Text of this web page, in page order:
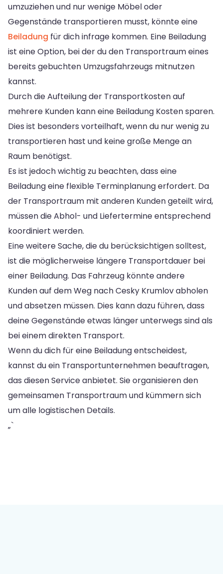
umzuziehen und nur wenige Möbel oder
Gegenstände transportieren musst, könnte eine
Beiladung für dich infrage kommen. Eine Beiladung
ist eine Option, bei der du den Transportraum eines
bereits gebuchten Umzugsfahrzeugs mitnutzen
kannst.
Durch die Aufteilung der Transportkosten auf
mehrere Kunden kann eine Beiladung Kosten sparen.
Dies ist besonders vorteilhaft, wenn du nur wenig zu
transportieren hast und keine große Menge an
Raum benötigst.
Es ist jedoch wichtig zu beachten, dass eine
Beiladung eine flexible Terminplanung erfordert. Da
der Transportraum mit anderen Kunden geteilt wird,
müssen die Abhol- und Liefertermine entsprechend
koordiniert werden.
Eine weitere Sache, die du berücksichtigen solltest,
ist die möglicherweise längere Transportdauer bei
einer Beiladung. Das Fahrzeug könnte andere
Kunden auf dem Weg nach Cesky Krumlov abholen
und absetzen müssen. Dies kann dazu führen, dass
deine Gegenstände etwas länger unterwegs sind als
bei einem direkten Transport.
Wenn du dich für eine Beiladung entscheidest,
kannst du ein Transportunternehmen beauftragen,
das diesen Service anbietet. Sie organisieren den
gemeinsamen Transportraum und kümmern sich
um alle logistischen Details.
„`